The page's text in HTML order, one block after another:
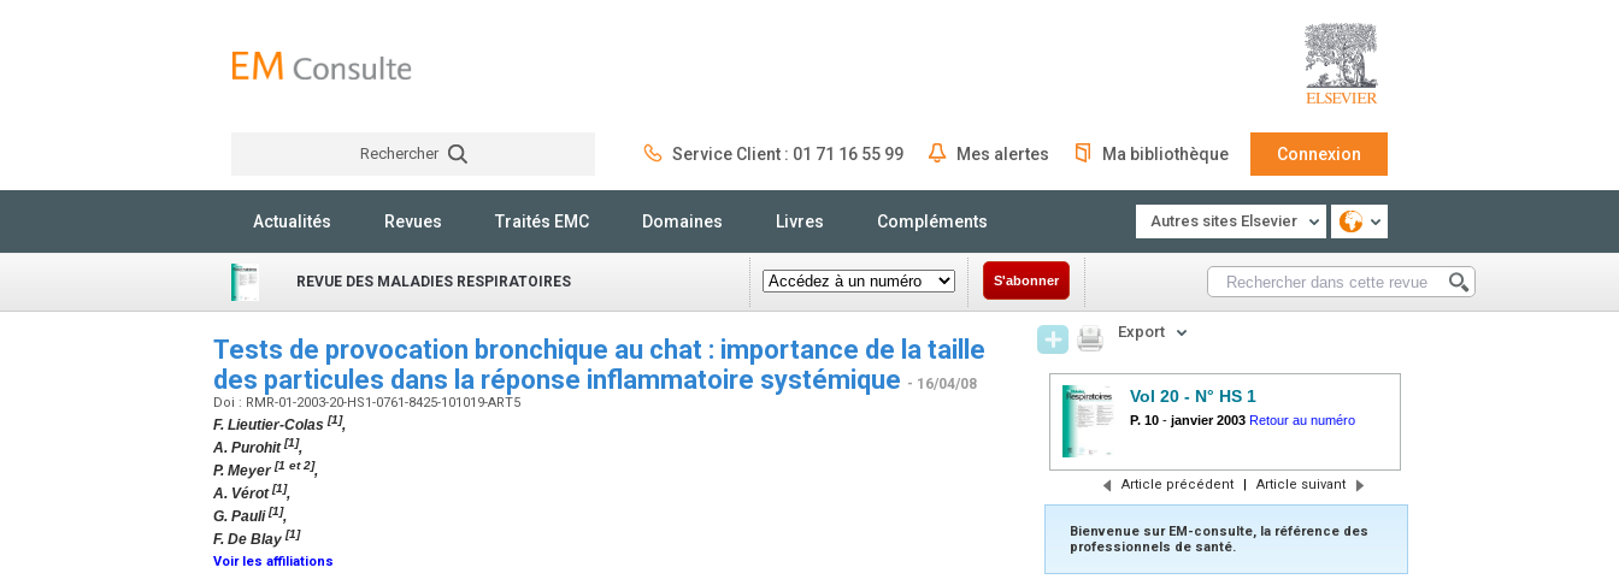
Rechercher Service Client : 01 71 16 55 99 Mes alertes Ma bibliothèque Connexion
Actualités Revues Traités EMC Domaines Livres Compléments Autres sites Elsevier
REVUE DES MALADIES RESPIRATOIRES S'abonner
Tests de provocation bronchique au chat : importance de la taille
des particules dans la réponse inflammatoire systémique - 16/04/08
Doi : RMR-01-2003-20-HS1-0761-8425-101019-ART5
F. Lieutier-Colas [1],
A. Purohit[1],
P. Meyer[1 et 2],
A. Vérot[1],
G. Pauli[1],
F. De Blay [1]
Voir les affiliations
Export
Vol 20 - N° HS 1
P. 10 - janvier 2003 Retour au numéro
Article précédent | Article suivant
Bienvenue sur EM-consulte, la référence des
professionnels de santé.